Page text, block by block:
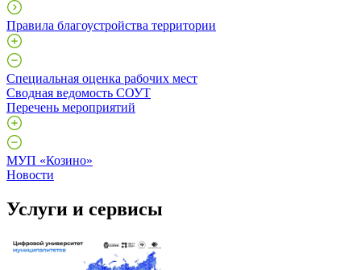
Правила благоустройства территории
Специальная оценка рабочих мест
Сводная ведомость СОУТ
Перечень мероприятий
МУП «Козино»
Новости
Услуги и сервисы